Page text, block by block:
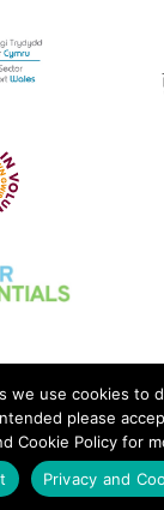
we use cookies to
please
Cookie Policy for
Privacy and